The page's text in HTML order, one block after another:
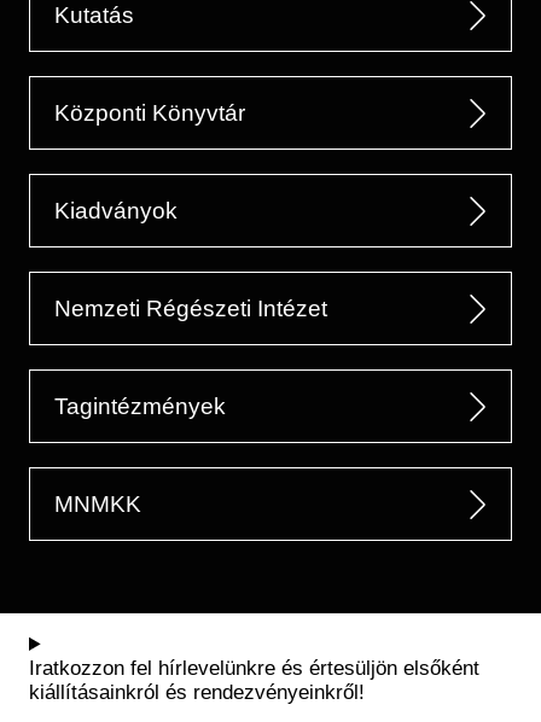
Kutatás
Központi Könyvtár
Kiadványok
Nemzeti Régészeti Intézet
Tagintézmények
MNMKK
Iratkozzon fel hírlevelünkre és értesüljön elsőként
kiállításainkról és rendezvényeinkről!